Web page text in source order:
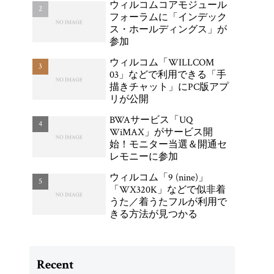
WX04K」が登場
ウィルコムコアモジュール
フォーラムに「インデック
ス・ホールディングス」が
参加
ウィルコム「WILLCOM
03」などで利用できる「手
描きチャット」にPC版アプ
リが公開
BWAサービス「UQ
WiMAX」がサービス開
始！モニター当選＆開通セ
レモニーに参加
ウィルコム「9 (nine)」
「WX320K」などで似非着
うた／着うたフルが利用で
きる方法が見つかる
Recent